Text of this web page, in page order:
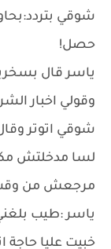
شوقي
حصل!
ياسر قال
وقولي اخبار
شوقي اتوتر
لسا مدخلتش
مرجعش من
ياسر :طيب
خبيت عليا حاجة